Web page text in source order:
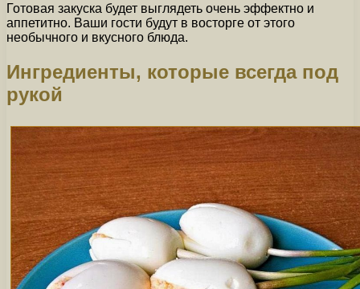
Готовая закуска будет выглядеть очень эффектно и
аппетитно. Ваши гости будут в восторге от этого
необычного и вкусного блюда.
Ингредиенты, которые всегда под
рукой